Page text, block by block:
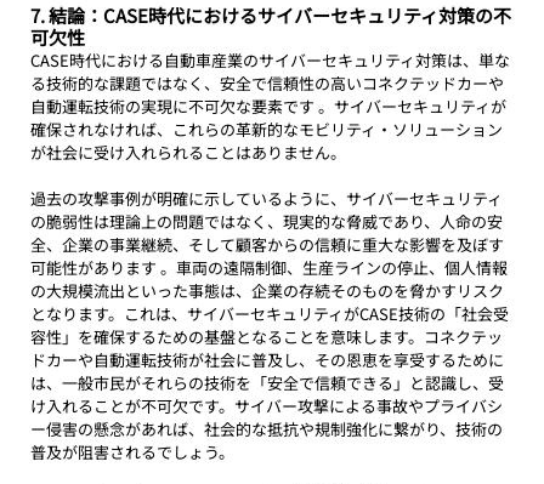
7. 結論：CASE時代におけるサイバーセキュリティ対策の不
可欠性
CASE時代における自動車産業のサイバーセキュリティ対策は、単な
る技術的な課題ではなく、安全で信頼性の高いコネクテッドカーや
自動運転技術の実現に不可欠な要素です 。サイバーセキュリティが
確保されなければ、これらの革新的なモビリティ・ソリューション
が社会に受け入れられることはありません。
過去の攻撃事例が明確に示しているように、サイバーセキュリティ
の脆弱性は理論上の問題ではなく、現実的な脅威であり、人命の安
全、企業の事業継続、そして顧客からの信頼に重大な影響を及ぼす
可能性があります 。車両の遠隔制御、生産ラインの停止、個人情報
の大規模流出といった事態は、企業の存続そのものを脅かすリスク
となります。これは、サイバーセキュリティがCASE技術の「社会受
容性」を確保するための基盤となることを意味します。コネクテッ
ドカーや自動運転技術が社会に普及し、その恩恵を享受するために
は、一般市民がそれらの技術を「安全で信頼できる」と認識し、受
け入れることが不可欠です。サイバー攻撃による事故やプライバシ
ー侵害の懸念があれば、社会的な抵抗や規制強化に繋がり、技術の
普及が阻害されるでしょう。